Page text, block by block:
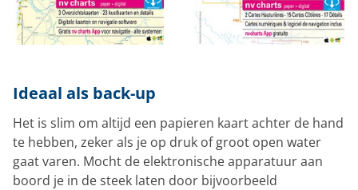
Ideaal als back-up
Het is slim om altijd een papieren kaart achter de hand
te hebben, zeker als je op druk of groot open water
gaat varen. Mocht de elektronische apparatuur aan
boord je in de steek laten door bijvoorbeeld